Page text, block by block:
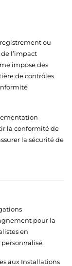
ou
l’impact
impose des
de contrôles
la conformité de
la sécurité de
pour la
en
aux Installations